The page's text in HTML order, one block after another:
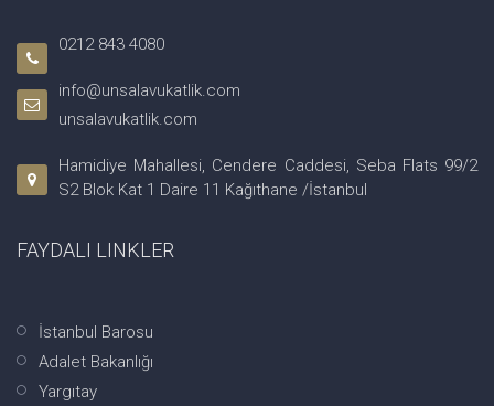
0212 843 4080
info@unsalavukatlik.com
unsalavukatlik.com
Hamidiye Mahallesi, Cendere Caddesi, Seba Flats 99/2
S2 Blok Kat 1 Daire 11 Kağıthane /İstanbul
FAYDALI LINKLER
İstanbul Barosu
Adalet Bakanlığı
Yargıtay